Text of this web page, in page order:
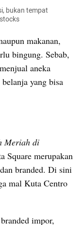
bukan tempat
makanan,
bingung. Sebab,
aneka
yang bisa
Meriah di
Square merupakan
branded. Di sini
mal Kuta Centro
impor,